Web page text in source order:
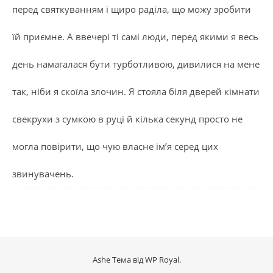
перед святкуванням і щиро раділа, що можу зробити
їй приємне. А ввечері ті самі люди, перед якими я весь
день намагалася бути турботливою, дивилися на мене
так, ніби я скоїла злочин. Я стояла біля дверей кімнати
свекрухи з сумкою в руці й кілька секунд просто не
могла повірити, що чую власне ім’я серед цих
звинувачень.
Ashe Тема відWP Royal.